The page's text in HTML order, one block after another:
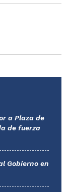
a Plaza de
de fuerza
Gobierno en